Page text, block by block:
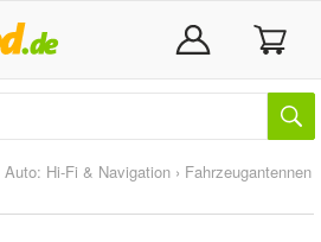
Auto: Hi-Fi & Navigation › Fahrzeugantennen